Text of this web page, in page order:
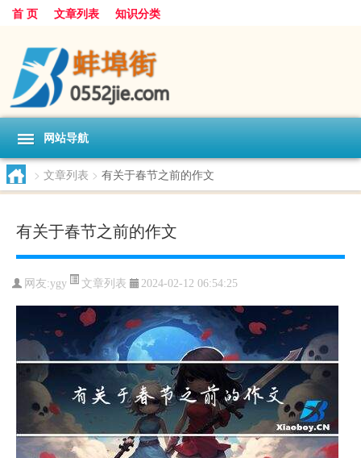
首 页 文章列表 知识分类
网站导航
> 文章列表 > 有关于春节之前的作文
有关于春节之前的作文
网友:ygy 文章列表 2024-02-12 06:54:25